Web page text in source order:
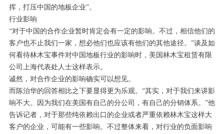
挥，打压中国的地板企业”。
行业影响
“对于中国的合作企业暂时肯定会有一定的影响。不过，相信他们的
客户也不止我们一家，想必他们也应该有他们的其他途径。”谈及如
何看待林木宝事件对中国地板行业的影响时，美国林木宝租赁有限
公司上海代表处人士这样表示。
诚然，对合作企业的影响确实可以想见。
而陈治华的回答相比之下要显得更为乐观。“其实，对于我们来讲影
响不大。因为我们在美国有自己的分公司，有自己的分销体系。”他
告诉记者，对于那些纯依赖出口的企业或者严重依赖林木宝这样大
客户的企业，可能有一些影响。不过整体来看，对行业的负面影响